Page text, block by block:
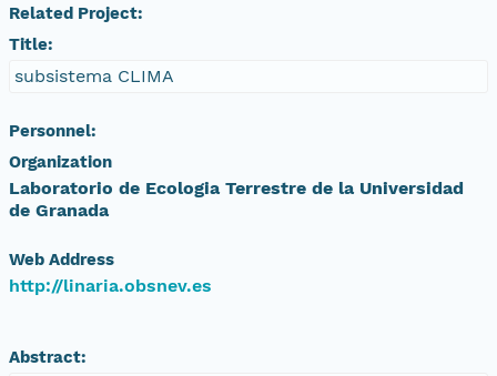
Related Project:
Title:
subsistema CLIMA
Personnel:
Organization
Laboratorio de Ecologia Terrestre de la Universidad
de Granada
Web Address
http://linaria.obsnev.es
Abstract: